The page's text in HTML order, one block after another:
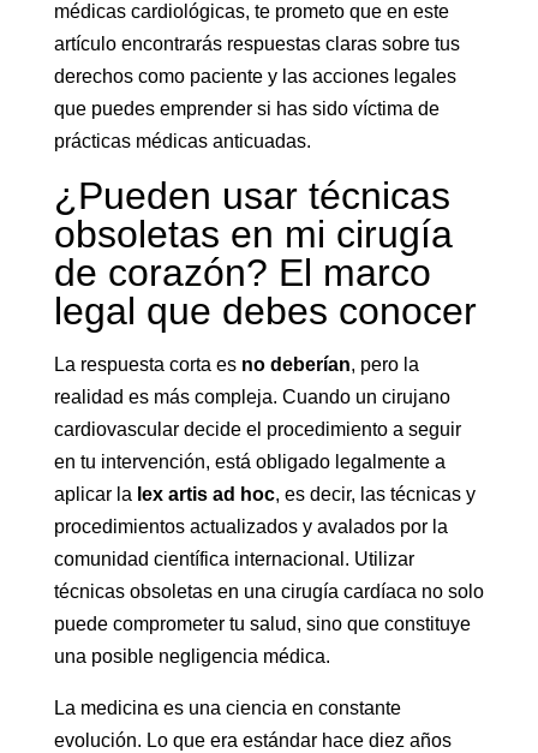
médicas cardiológicas, te prometo que en este
artículo encontrarás respuestas claras sobre tus
derechos como paciente y las acciones legales
que puedes emprender si has sido víctima de
prácticas médicas anticuadas.
¿Pueden usar técnicas
obsoletas en mi cirugía
de corazón? El marco
legal que debes conocer
La respuesta corta es no deberían, pero la
realidad es más compleja. Cuando un cirujano
cardiovascular decide el procedimiento a seguir
en tu intervención, está obligado legalmente a
aplicar la lex artis ad hoc, es decir, las técnicas y
procedimientos actualizados y avalados por la
comunidad científica internacional. Utilizar
técnicas obsoletas en una cirugía cardíaca no solo
puede comprometer tu salud, sino que constituye
una posible negligencia médica.
La medicina es una ciencia en constante
evolución. Lo que era estándar hace diez años